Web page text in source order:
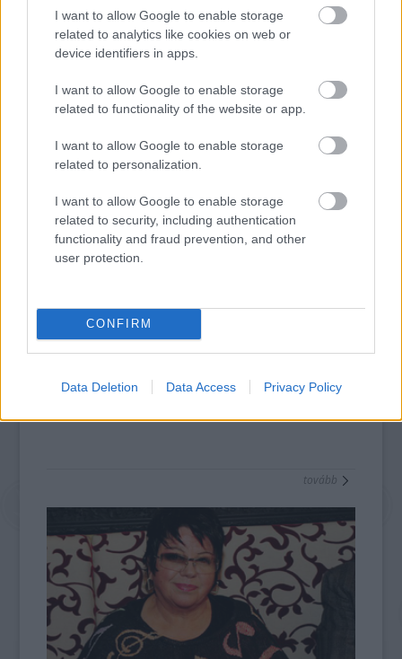
I want to allow Google to enable storage
related to analytics like cookies on web or
device identifiers in apps.
I want to allow Google to enable storage
related to functionality of the website or app.
I want to allow Google to enable storage
related to personalization.
I want to allow Google to enable storage
related to security, including authentication
functionality and fraud prevention, and other
user protection.
CONFIRM
Data Deletion Data Access Privacy Policy
ősszel a New York-i Apollo színházbanszerepel majd a
napközben tartott vezetéseken, amikor az érdeklődők
körbejárhatják az ikonikus épületet.
tovább
Betiltaná a róla szóló filmet Aretha Franklin
Filmfesztivál után a Torontói Filmfesztivál
programjáról is
tovább